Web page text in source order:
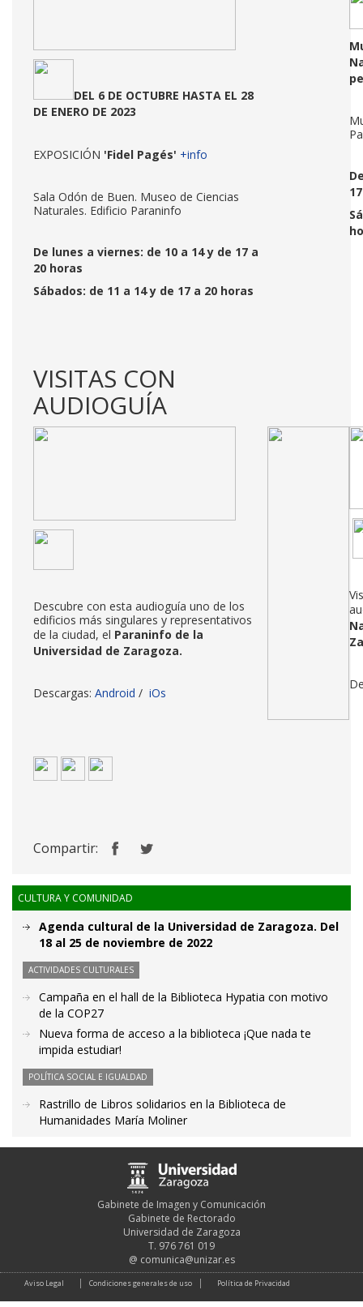
DEL 6 DE OCTUBRE HASTA EL 28
DE ENERO DE 2023
EXPOSICIÓN 'Fidel Pagés' +info
Sala Odón de Buen. Museo de Ciencias
Naturales. Edificio Paraninfo
De lunes a viernes: de 10 a 14 y de 17 a
20 horas
Sábados: de 11 a 14 y de 17 a 20 horas
VISITAS CON
AUDIOGUÍA
Descubre con esta audioguía uno de los
edificios más singulares y representativos
de la ciudad, el Paraninfo de la
Universidad de Zaragoza.
Descargas: Android / iOs
Compartir:
CULTURA Y COMUNIDAD
Agenda cultural de la Universidad de Zaragoza. Del
18 al 25 de noviembre de 2022
ACTIVIDADES CULTURALES
Campaña en el hall de la Biblioteca Hypatia con motivo
de la COP27
Nueva forma de acceso a la biblioteca ¡Que nada te
impida estudiar!
POLÍTICA SOCIAL E IGUALDAD
Rastrillo de Libros solidarios en la Biblioteca de
Humanidades María Moliner
Gabinete de Imagen y Comunicación
Gabinete de Rectorado
Universidad de Zaragoza
T. 976 761 019
@ comunica@unizar.es
Aviso Legal Condiciones generales de uso Política de Privacidad